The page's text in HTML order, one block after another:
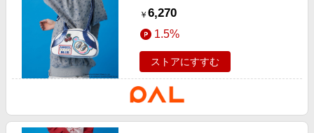
ー
￥ 6,270
1.5%
ストアにすすむ